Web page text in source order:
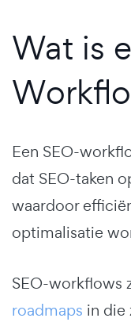
Wat is
Een SEO-
dat SEO-taken
waardoor
optimalisatie
SEO-workflows
roadmaps in die